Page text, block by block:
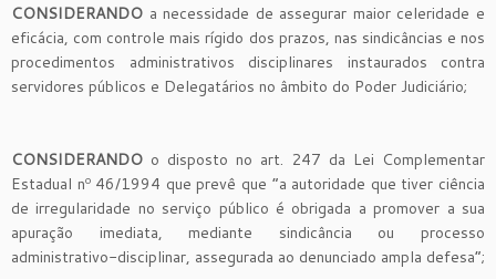
CONSIDERANDO a necessidade de assegurar maior celeridade e
eficácia, com controle mais rígido dos prazos, nas sindicâncias e nos
procedimentos administrativos disciplinares instaurados contra
servidores públicos e Delegatários no âmbito do Poder Judiciário;
CONSIDERANDO o disposto no art. 247 da Lei Complementar
Estadual nº 46/1994 que prevê que “a autoridade que tiver ciência
de irregularidade no serviço público é obrigada a promover a sua
apuração imediata, mediante sindicância ou processo
administrativo-disciplinar, assegurada ao denunciado ampla defesa”;